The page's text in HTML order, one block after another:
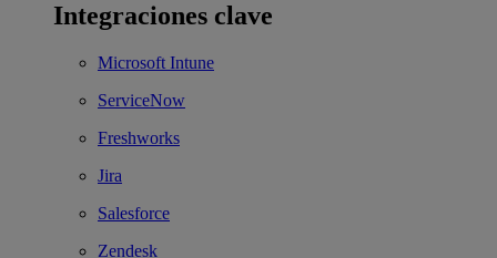
Integraciones clave
Microsoft Intune
ServiceNow
Freshworks
Jira
Salesforce
Zendesk